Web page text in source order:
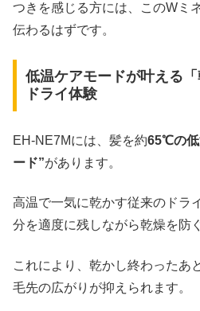
つきを感じる方には、このWミ
伝わるはずです。
低温ケアモードが叶える「
ドライ体験
EH-NE7Mには、髪を約65℃の低
ード”があります。
高温で一気に乾かす従来のドラ
分を適度に残しながら乾燥を防
これにより、乾かし終わったあ
毛先の広がりが抑えられます。